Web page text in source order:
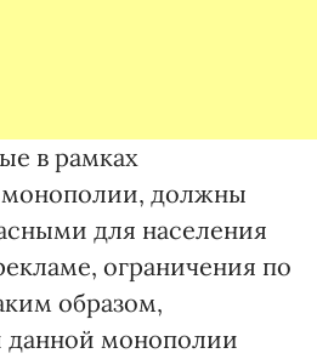
в рамках
монополии, должны
для населения
ограничения по
образом,
монополии